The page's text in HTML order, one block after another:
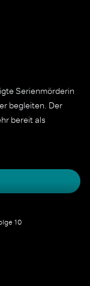
Serienmörderin
begleiten. Der
bereit als
10